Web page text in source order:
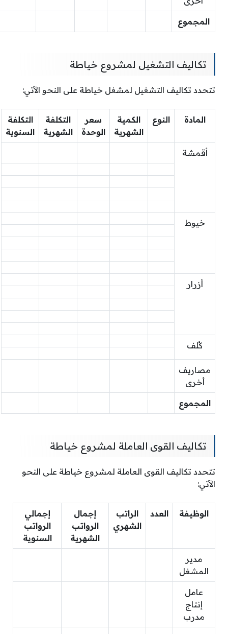
المجموع
تكاليف التشغيل لمشروع خياطة
تتحدد تكاليف التشغيل لمشغل خياطة على النحو الآتي:
المادة النوع
الكمية
الشهرية
سعر
الوحدة
التكلفة
الشهرية
التكلفة
السنوية
أقمشة
خيوط
أزرار
كُلف
مصاريف
أخرى
المجموع
تكاليف القوى العاملة لمشروع خياطة
تتحدد تكاليف القوى العاملة لمشروع خياطة على النحو
الآتي:
الوظيفة العدد
الراتب
الشهري
إجمال
الرواتب
الشهرية
إجمالي
الرواتب
السنوية
مدير
المشغل
عامل
إنتاج
مدرب